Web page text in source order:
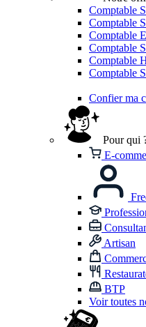
Comptable
Comptable
Comptable
Comptable
Comptable
Comptable
Confier ma
Pour qui
E-
Artisan
BTP
Voir toutes